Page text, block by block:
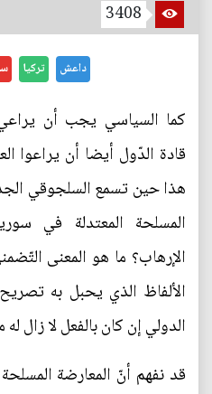
3408
داعش تركيا
كما السياسي يجب أن
قادة الدّول أيضا أن يراعوا
هذا حين تسمع السلجوقي
المسلحة المعتدلة في
الإرهاب؟ ما هو المعنى
الألفاظ الذي يحبل به
الدولي إن كان بالفعل لا زال
قد نفهم أنّ المعارضة